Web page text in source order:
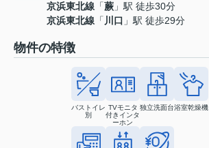
京浜東北線 「蕨 」駅 徒歩30分
京浜東北線 「 川口 」駅 徒歩29分
物件の特徴
バストイレ
別
TVモニタ
付きインタ
ーホン
独立洗面台浴室乾燥機